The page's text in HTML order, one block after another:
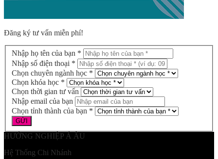
Đăng ký tư vấn miễn phí!
Nhập họ tên của bạn *
Nhập số điện thoại *
Chọn chuyên ngành học *
Chọn khóa học *
Chọn thời gian tư vấn
Nhập email của bạn
Chọn tỉnh thành của bạn *
HƯỚNG NGHIỆP Á ÂU
Hệ Thống Chi Nhánh